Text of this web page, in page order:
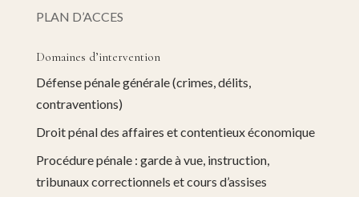
PLAN D’ACCES
Domaines d’intervention
Défense pénale générale (crimes, délits,
contraventions)
Droit pénal des affaires et contentieux économique
Procédure pénale : garde à vue, instruction,
tribunaux correctionnels et cours d’assises